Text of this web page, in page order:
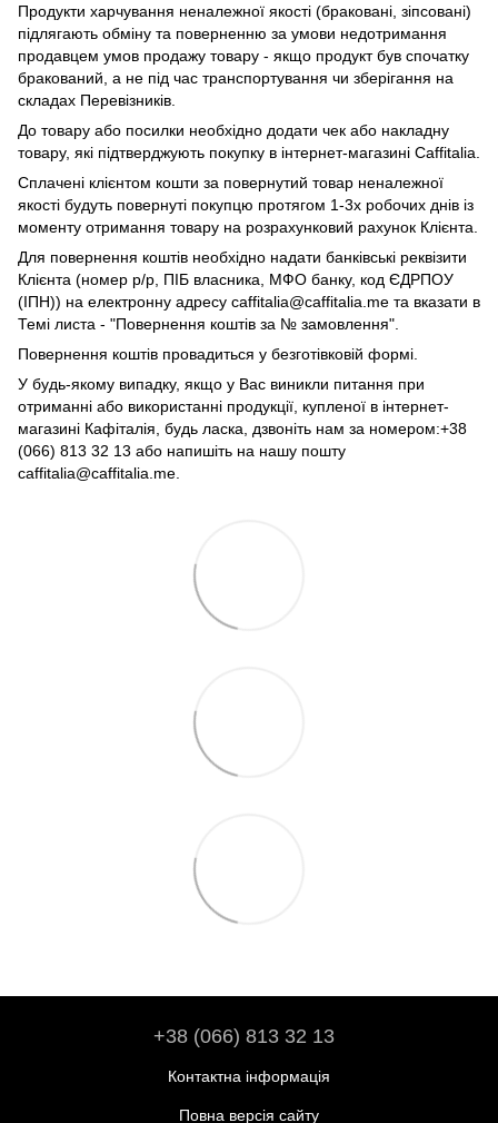
Продукти харчування неналежної якості (браковані, зіпсовані)
підлягають обміну та поверненню за умови недотримання
продавцем умов продажу товару - якщо продукт був спочатку
бракований, а не під час транспортування чи зберігання на
складах Перевізників.
До товару або посилки необхідно додати чек або накладну
товару, які підтверджують покупку в інтернет-магазині Caffitalia.
Сплачені клієнтом кошти за повернутий товар неналежної
якості будуть повернуті покупцю протягом 1-3х робочих днів із
моменту отримання товару на розрахунковий рахунок Клієнта.
Для повернення коштів необхідно надати банківські реквізити
Клієнта (номер р/р, ПІБ власника, МФО банку, код ЄДРПОУ
(ІПН)) на електронну адресу caffitalia@caffitalia.me та вказати в
Темі листа - "Повернення коштів за № замовлення".
Повернення коштів провадиться у безготівковій формі.
У будь-якому випадку, якщо у Вас виникли питання при
отриманні або використанні продукції, купленої в інтернет-
магазині Кафіталія, будь ласка, дзвоніть нам за номером:+38
(066) 813 32 13 або напишіть на нашу пошту
caffitalia@caffitalia.me.
+38 (066) 813 32 13
Контактна інформація
Повна версія сайту